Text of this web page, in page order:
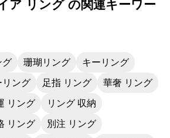
ア リング の関連キーワー
グ 珊瑚リング キーリング
リング 足指 リング 華奢 リング
リング リング 収納
リング 別注 リング